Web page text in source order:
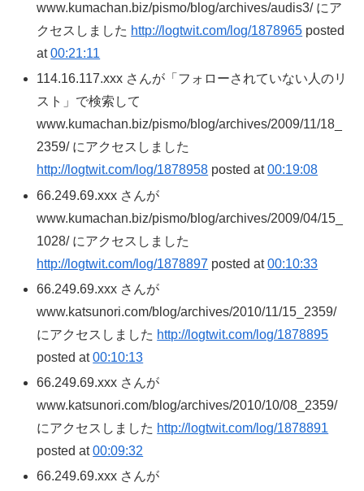
www.kumachan.biz/pismo/blog/archives/audis3/ にア
クセスしました http://logtwit.com/log/1878965 posted
at00:21:11
114.16.117.xxx さんが「フォローされていない人のリ
スト」で検索して
www.kumachan.biz/pismo/blog/archives/2009/11/18_
2359/ にアクセスしました
http://logtwit.com/log/1878958 posted at00:19:08
66.249.69.xxx さんが
www.kumachan.biz/pismo/blog/archives/2009/04/15_
1028/ にアクセスしました
http://logtwit.com/log/1878897 posted at00:10:33
66.249.69.xxx さんが
www.katsunori.com/blog/archives/2010/11/15_2359/
にアクセスしました http://logtwit.com/log/1878895
posted at00:10:13
66.249.69.xxx さんが
www.katsunori.com/blog/archives/2010/10/08_2359/
にアクセスしました http://logtwit.com/log/1878891
posted at00:09:32
66.249.69.xxx さんが